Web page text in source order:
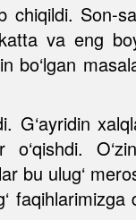
Son-
va eng
bo‘lgan
bu ulug‘